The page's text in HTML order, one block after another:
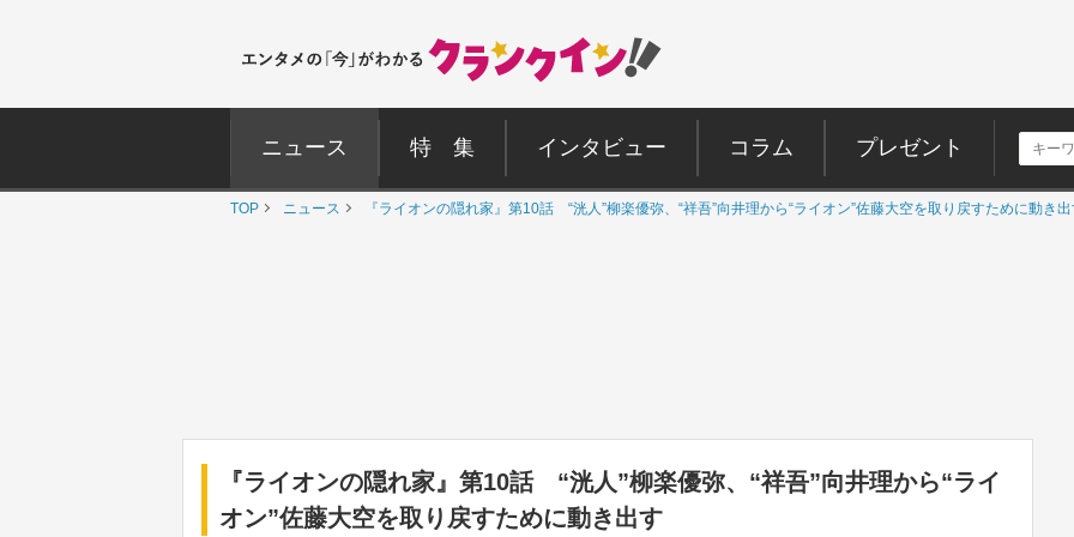
ニュース 特 集 インタビュー コラム プレゼント
TOP ニュース 『ライオンの隠れ家』第10話 “洸人”柳楽優弥、“祥吾”向井理から“ライオン”佐藤大空を取り戻すために動き
『ライオンの隠れ家』第10話 “洸人”柳楽優弥、“祥吾”向井理から“ライ
オン”佐藤大空を取り戻すために動き出す